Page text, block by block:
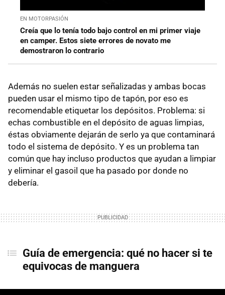
EN MOTORPASIÓN
Creía que lo tenía todo bajo control en mi primer viaje
en camper. Estos siete errores de novato me
demostraron lo contrario
Además no suelen estar señalizadas y ambas bocas
pueden usar el mismo tipo de tapón, por eso es
recomendable etiquetar los depósitos. Problema: si
echas combustible en el depósito de aguas limpias,
éstas obviamente dejarán de serlo ya que contaminará
todo el sistema de depósito. Y es un problema tan
común que hay incluso productos que ayudan a limpiar
y eliminar el gasoil que ha pasado por donde no
debería.
Guía de emergencia: qué no hacer si te
equivocas de manguera